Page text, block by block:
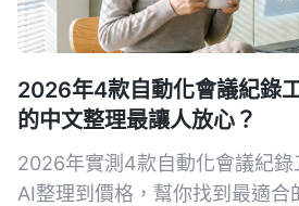
2026年4款自動化會議紀錄
的中文整理最讓人放心？
2026年實測4款自動化會議紀錄
AI整理到價格，幫你找到最適合